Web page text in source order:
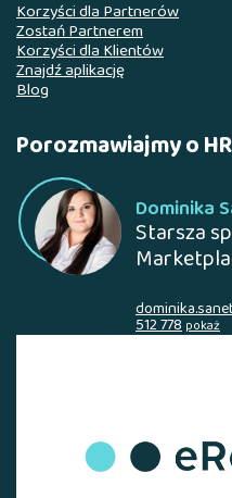
Korzyści dla Partnerów
Zostań Partnerem
Korzyści dla Klientów
Znajdź aplikację
Blog
Porozmawiajmy o
Dominika
Starsza
512 778pokaż